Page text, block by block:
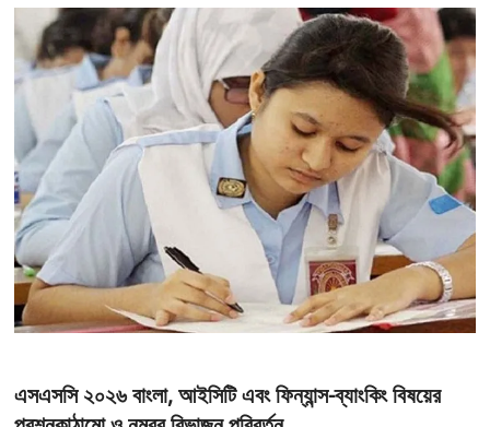
এসএসসি ২০২৬ বাংলা, আইসিটি এবং ফিন্যান্স-ব্যাংকিং বিষয়ের